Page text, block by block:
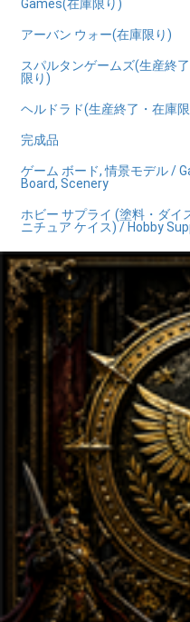
Games(在庫限り)
アーバン ウォー(在庫限り)
スパルタンゲームズ(生産終
限り)
ヘルドラド(生産終了・在庫
完成品
ゲーム ボード, 情景モデル /
Board, Scenery
ホビー サプライ (塗料・ダイ
ニチュア ケイス) / Hobby